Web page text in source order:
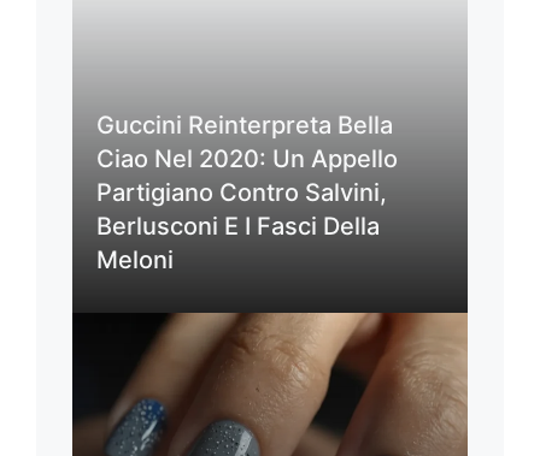
Guccini Reinterpreta Bella
Ciao Nel 2020: Un Appello
Partigiano Contro Salvini,
Berlusconi E I Fasci Della
Meloni